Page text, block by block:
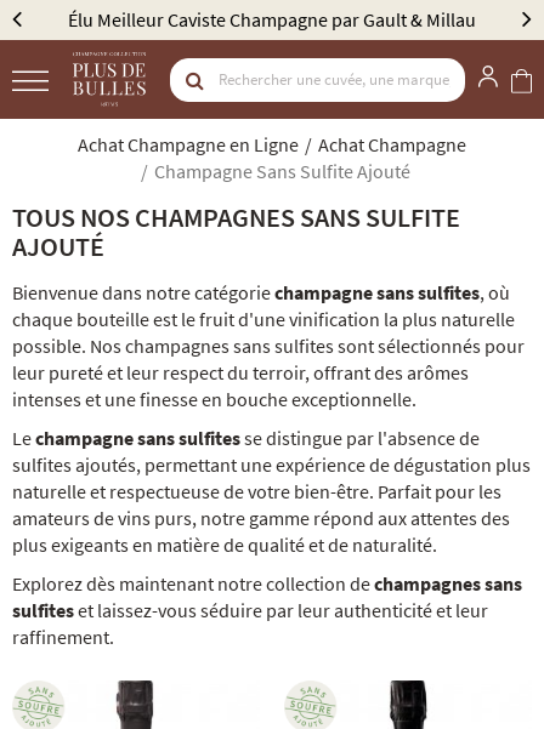
Élu Meilleur Caviste Champagne par Gault & Millau
Achat Champagne en Ligne
Achat Champagne
Champagne Sans Sulfite Ajouté
TOUS NOS CHAMPAGNES SANS SULFITE
AJOUTÉ
Bienvenue dans notre catégoriechampagne sans sulfites, où
chaque bouteille est le fruit d'une vinification la plus naturelle
possible. Nos champagnes sans sulfites sont sélectionnés pour
leur pureté et leur respect du terroir, offrant des arômes
intenses et une finesse en bouche exceptionnelle.
Lechampagne sans sulfitesse distingue par l'absence de
sulfites ajoutés, permettant une expérience de dégustation plus
naturelle et respectueuse de votre bien-être. Parfait pour les
amateurs de vins purs, notre gamme répond aux attentes des
plus exigeants en matière de qualité et de naturalité.
Explorez dès maintenant notre collection dechampagnes sans
sulfiteset laissez-vous séduire par leur authenticité et leur
raffinement.